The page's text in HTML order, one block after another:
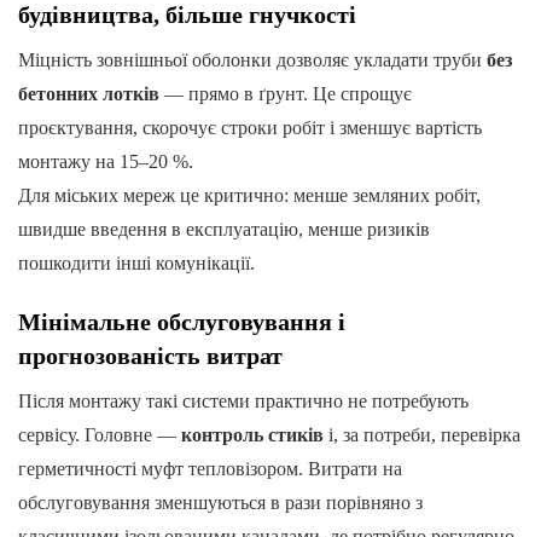
будівництва, більше гнучкості
Міцність зовнішньої оболонки дозволяє укладати труби без
бетонних лотків — прямо в ґрунт. Це спрощує
проєктування, скорочує строки робіт і зменшує вартість
монтажу на 15–20 %.
Для міських мереж це критично: менше земляних робіт,
швидше введення в експлуатацію, менше ризиків
пошкодити інші комунікації.
Мінімальне обслуговування і
прогнозованість витрат
Після монтажу такі системи практично не потребують
сервісу. Головне — контроль стиків і, за потреби, перевірка
герметичності муфт тепловізором. Витрати на
обслуговування зменшуються в рази порівняно з